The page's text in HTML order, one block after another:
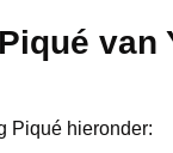
van
Piqué hieronder: